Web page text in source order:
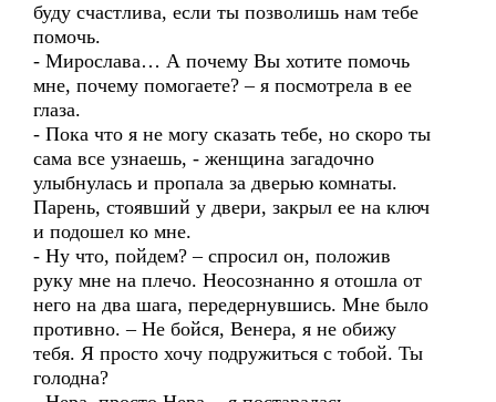
буду счастлива, если ты позволишь нам тебе
помочь.
- Мирослава… А почему Вы хотите помочь
мне, почему помогаете? – я посмотрела в ее
глаза.
- Пока что я не могу сказать тебе, но скоро ты
сама все узнаешь, - женщина загадочно
улыбнулась и пропала за дверью комнаты.
Парень, стоявший у двери, закрыл ее на ключ
и подошел ко мне.
- Ну что, пойдем? – спросил он, положив
руку мне на плечо. Неосознанно я отошла от
него на два шага, передернувшись. Мне было
противно. – Не бойся, Венера, я не обижу
тебя. Я просто хочу подружиться с тобой. Ты
голодна?